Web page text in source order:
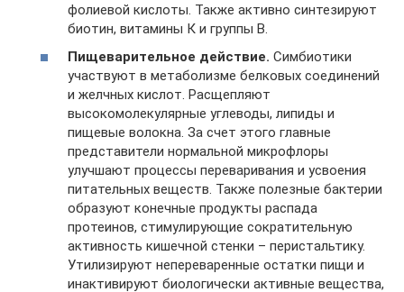
фолиевой кислоты. Также активно синтезируют
биотин, витамины К и группы В.
Пищеварительное действие. Симбиотики
участвуют в метаболизме белковых соединений
и желчных кислот. Расщепляют
высокомолекулярные углеводы, липиды и
пищевые волокна. За счет этого главные
представители нормальной микрофлоры
улучшают процессы переваривания и усвоения
питательных веществ. Также полезные бактерии
образуют конечные продукты распада
протеинов, стимулирующие сократительную
активность кишечной стенки – перистальтику.
Утилизируют непереваренные остатки пищи и
инактивируют биологически активные вещества,